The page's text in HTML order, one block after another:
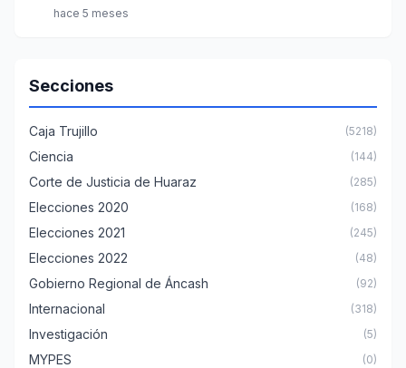
hace 5 meses
Secciones
Caja Trujillo (5218)
Ciencia (144)
Corte de Justicia de Huaraz (285)
Elecciones 2020 (168)
Elecciones 2021 (245)
Elecciones 2022 (48)
Gobierno Regional de Áncash (92)
Internacional (318)
Investigación (5)
MYPES (0)